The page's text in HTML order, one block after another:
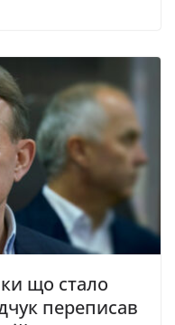
що стало
переписав